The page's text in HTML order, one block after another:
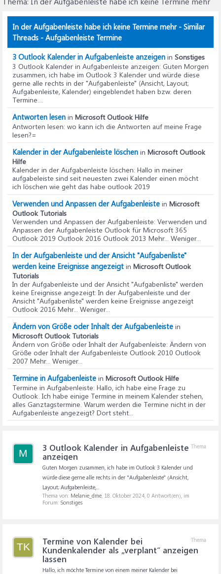
In der Aufgabenleiste habe ich keine Termine mehr - Similar
Threads - Aufgabenleiste Termine
3 Outlook Kalender in Aufgabenleiste anzeigen in Sonstiges
3 Outlook Kalender in Aufgabenleiste anzeigen: Guten Morgen
zusammen, ich habe im Outlook 3 Kalender und würde diese
gerne alle rechts in der "Aufgabenleiste" (Ansicht, Layout;
Aufgabenleiste, Kalender) eingeblendet haben bzw. deren
Termine....
Antworten lesen in Microsoft Outlook Hilfe
Antworten lesen: wo kann ich die Antworten auf meine Frage
lesen?=
Kalender in der Aufgabenleiste löschen in Microsoft Outlook
Hilfe
Kalender in der Aufgabenleiste löschen: Hallo in meiner
aufgabeleiste sind seit neuesten zwei Kalender einen möcht
ich löschen wie geht das habe outlook 2019
Verwenden und Anpassen der Aufgabenleiste in Microsoft
Outlook Tutorials
Verwenden und Anpassen der Aufgabenleiste: Verwenden und
Anpassen der Aufgabenleiste Outlook für Microsoft 365
Outlook 2019 Outlook 2016 Outlook 2013 Mehr... Weniger...
In der Aufgabenleiste und der Ansicht "Aufgabenliste"
werden keine Ereignisse angezeigt in Microsoft Outlook
Tutorials
In der Aufgabenleiste und der Ansicht "Aufgabenliste" werden
keine Ereignisse angezeigt: In der Aufgabenleiste und der
Ansicht "Aufgabenliste" werden keine Ereignisse angezeigt
Outlook 2016 Mehr... Weniger...
Ändern von Größe oder Inhalt der Aufgabenleiste in
Microsoft Outlook Tutorials
Ändern von Größe oder Inhalt der Aufgabenleiste: Ändern von
Größe oder Inhalt der Aufgabenleiste Outlook 2010 Outlook
2007 Mehr... Weniger...
Termine in Aufgabenleiste in Microsoft Outlook Hilfe
Termine in Aufgabenleiste: Hallo, ich habe eine Frage zu
Outlook. Ich habe einige Termine in meinem Kalender stehen,
alles Ganztagstermine. Warum werden die Termine nicht in der
Aufgabenleiste angezeigt? Dort steht...
M
Thema
3 Outlook Kalender in Aufgabenleiste
anzeigen
Guten Morgen zusammen, ich habe im Outlook 3 Kalender und
würde diese gerne alle rechts in der "Aufgabenleiste" (Ansicht,
Layout; Aufgabenleiste,...
Thema von: Melanie_dme, 18. Oktober 2024, 0 Antwort(en), im
Forum: Sonstiges
TK
Thema
Termine von Kalender bei
Kundenkalender als „verplant“ anzeigen
lassen
Hallo, ich möchte Termine von einem meiner Kalender bei